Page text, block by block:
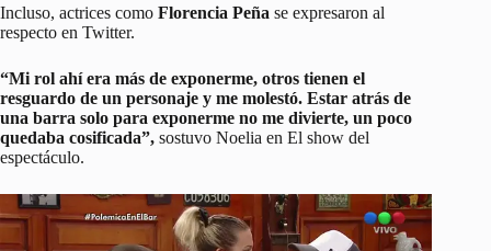
Incluso, actrices como Florencia Peña se expresaron al
respecto en Twitter.
“Mi rol ahí era más de exponerme, otros tienen el
resguardo de un personaje y me molestó. Estar atrás de
una barra solo para exponerme no me divierte, un poco
quedaba cosificada”, sostuvo Noelia en El show del
espectáculo.